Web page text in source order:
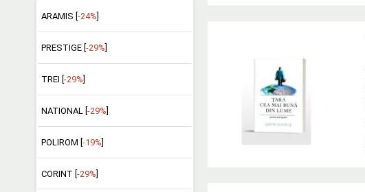
ARAMIS [ -24%
PRESTIGE [ -29%
TREI [ -29%
NATIONAL [ -29%
POLIROM [-19%]
CORINT [-29%]